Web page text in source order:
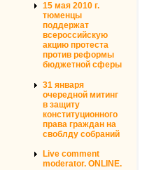
15 мая 2010 г.
тюменцы
поддержат
всероссийскую
акцию протеста
против реформы
бюджетной сферы
31 января
очередной митинг
в защиту
конституционного
права граждан на
своблду собраний
Live comment
moderator. ONLINE.